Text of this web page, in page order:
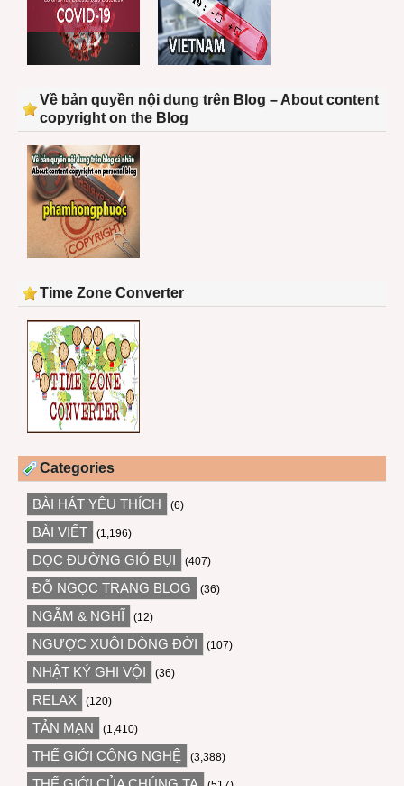
Về bản quyền nội dung trên Blog – About content
copyright on the Blog
Time Zone Converter
Categories
BÀI HÁT YÊU THÍCH (6)
BÀI VIẾT (1,196)
DỌC ĐƯỜNG GIÓ BỤI (407)
ĐỖ NGỌC TRANG BLOG (36)
NGẪM & NGHĨ (12)
NGƯỢC XUÔI DÒNG ĐỜI (107)
NHẬT KÝ GHI VỘI (36)
RELAX (120)
TẢN MẠN (1,410)
THẾ GIỚI CÔNG NGHỆ (3,388)